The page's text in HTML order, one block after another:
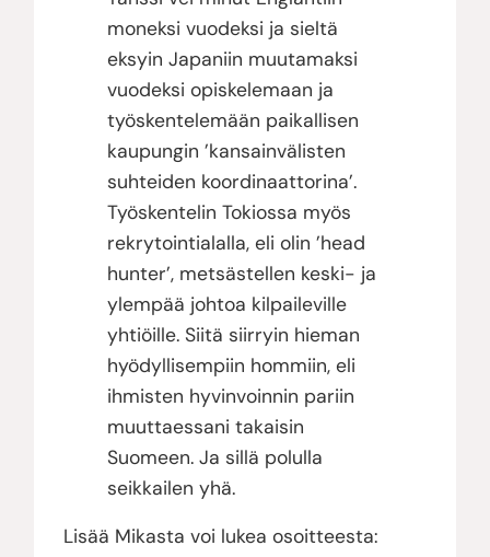
moneksi vuodeksi ja sieltä
eksyin Japaniin muutamaksi
vuodeksi opiskelemaan ja
työskentelemään paikallisen
kaupungin ’kansainvälisten
suhteiden koordinaattorina’.
Työskentelin Tokiossa myös
rekrytointialalla, eli olin ’head
hunter’, metsästellen keski- ja
ylempää johtoa kilpaileville
yhtiöille. Siitä siirryin hieman
hyödyllisempiin hommiin, eli
ihmisten hyvinvoinnin pariin
muuttaessani takaisin
Suomeen. Ja sillä polulla
seikkailen yhä.
Lisää Mikasta voi lukea osoitteesta: